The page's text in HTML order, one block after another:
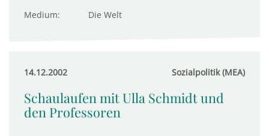
Medium: Die Welt
14.12.2002 Sozialpolitik (MEA)
Schaulaufen mit Ulla Schmidt und
den Professoren